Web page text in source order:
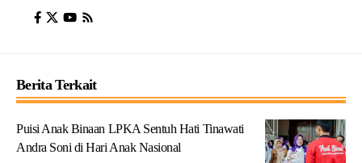
Berita Terkait
Puisi Anak Binaan LPKA Sentuh Hati Tinawati
Andra Soni di Hari Anak Nasional